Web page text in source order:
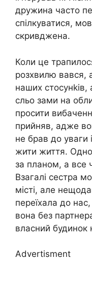
дружина часто
спілкуватися,
скривджена.
Коли це
розхвилю вався,
наших стосунkів,
сльо зами на
просити
прийняв, адже
не брав до уваги
жити життя.
за планом, а все
Взагалі сестра
місті, але
переїхала до
вона без
власний будинок
Advertisment